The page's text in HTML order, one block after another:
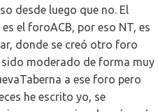
desde luego que no. El
el foroACB, por eso NT, es
donde se creó otro foro
sido moderado de forma muy
a ese foro pero
he escrito yo, se